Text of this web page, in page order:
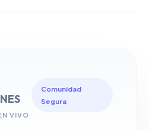
VIVO
Comunidad
Segura